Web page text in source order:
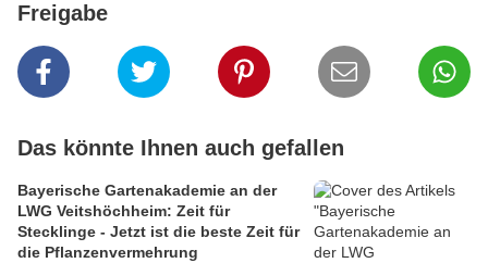
Freigabe
Das könnte Ihnen auch gefallen
Bayerische Gartenakademie an der
LWG Veitshöchheim: Zeit für
Stecklinge - Jetzt ist die beste Zeit für
die Pflanzenvermehrung